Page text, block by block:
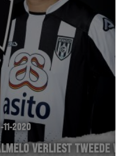
11-2020
VERLIEST TWEEDE